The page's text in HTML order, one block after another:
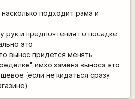
насколько подходит рама и
рук и предпочтения по посадке
это
вынос придется менять
имхо замена выноса это
(если не кидаться сразу